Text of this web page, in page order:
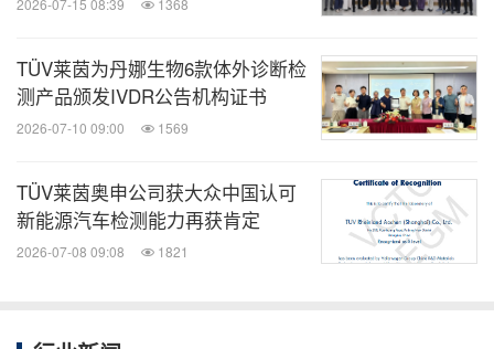
领域积累了深厚的技术实力和广泛的全球影响力，服
务涵盖产业链上下游各个细分领域。未来，TÜV莱茵
将继续携手合作伙伴，积极探索创新技术应用与合作
2026-07-15 08:39 1368
TÜV莱茵为丹娜生物6款体外诊断检
测产品颁发IVDR公告机构证书
2026-07-10 09:00 1569
TÜV莱茵奥申公司获大众中国认可
新能源汽车检测能力再获肯定
2026-07-08 09:08 1821